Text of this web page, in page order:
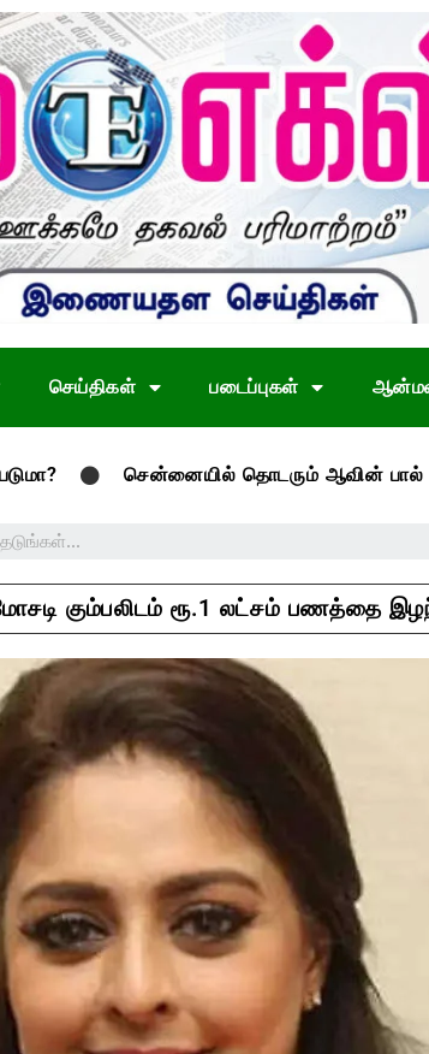
செய்திகள் படைப்புகள்
சென்னையில் தொடரும் ஆவின் பால் தட்டுப்பாடு
கும்பலிடம் ரூ.1 லட்சம் பணத்தை